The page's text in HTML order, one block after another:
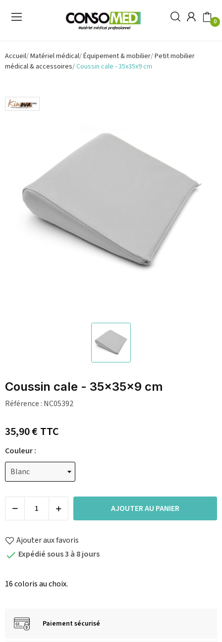
0
Accueil Matériel médical Équipement & mobilier Petit mobilier
médical & accessoires Coussin cale - 35x35x9 cm
Coussin cale - 35x35x9 cm
Référence : NC05392
35,90 €TTC
Couleur :
AJOUTER AU PANIER
Ajouter aux favoris
 Expédié sous 3 à 8 jours
16 coloris au choix.
Paiement sécurisé